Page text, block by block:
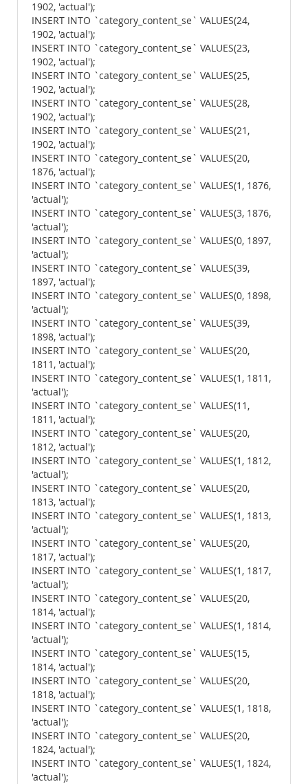
1902, 'actual');
INSERT INTO `category_content_se` VALUES(24,
1902, 'actual');
INSERT INTO `category_content_se` VALUES(23,
1902, 'actual');
INSERT INTO `category_content_se` VALUES(25,
1902, 'actual');
INSERT INTO `category_content_se` VALUES(28,
1902, 'actual');
INSERT INTO `category_content_se` VALUES(21,
1902, 'actual');
INSERT INTO `category_content_se` VALUES(20,
1876, 'actual');
INSERT INTO `category_content_se` VALUES(1, 1876,
'actual');
INSERT INTO `category_content_se` VALUES(3, 1876,
'actual');
INSERT INTO `category_content_se` VALUES(0, 1897,
'actual');
INSERT INTO `category_content_se` VALUES(39,
1897, 'actual');
INSERT INTO `category_content_se` VALUES(0, 1898,
'actual');
INSERT INTO `category_content_se` VALUES(39,
1898, 'actual');
INSERT INTO `category_content_se` VALUES(20,
1811, 'actual');
INSERT INTO `category_content_se` VALUES(1, 1811,
'actual');
INSERT INTO `category_content_se` VALUES(11,
1811, 'actual');
INSERT INTO `category_content_se` VALUES(20,
1812, 'actual');
INSERT INTO `category_content_se` VALUES(1, 1812,
'actual');
INSERT INTO `category_content_se` VALUES(20,
1813, 'actual');
INSERT INTO `category_content_se` VALUES(1, 1813,
'actual');
INSERT INTO `category_content_se` VALUES(20,
1817, 'actual');
INSERT INTO `category_content_se` VALUES(1, 1817,
'actual');
INSERT INTO `category_content_se` VALUES(20,
1814, 'actual');
INSERT INTO `category_content_se` VALUES(1, 1814,
'actual');
INSERT INTO `category_content_se` VALUES(15,
1814, 'actual');
INSERT INTO `category_content_se` VALUES(20,
1818, 'actual');
INSERT INTO `category_content_se` VALUES(1, 1818,
'actual');
INSERT INTO `category_content_se` VALUES(20,
1824, 'actual');
INSERT INTO `category_content_se` VALUES(1, 1824,
'actual');